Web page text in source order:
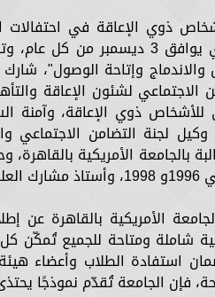
ذوي الإعاقة في احتفالات
للأشخاص ذوي الإعاقة، الذي
وإتاحة الوصول"،
الاجتماعي لشئون الإعاقة
ذوي الإعاقة، وآمنة
وكيل لجنة التضامن
بالجامعة الأمريكية بالقاهرة،
شاملة ومتاحة للجميع تُمكّن كل
استفادة الطلاب وأعضاء
فإن الجامعة تُقدّم نموذجًا